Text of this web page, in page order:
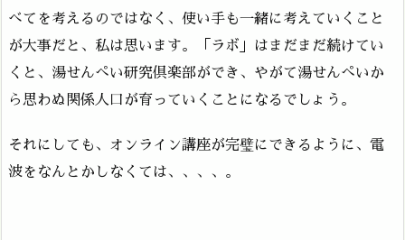
べてを考えるのではなく、使い手も一緒に考えていくこと
が大事だと、私は思います。「ラボ」はまだまだ続けてい
くと、湯せんぺい研究倶楽部ができ、やがて湯せんぺいか
ら思わぬ関係人口が育っていくことになるでしょう。
それにしても、オンライン講座が完璧にできるように、電
波をなんとかしなくては、、、、。